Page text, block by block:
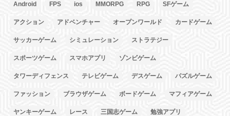
Android FPS ios MMORPG RPG SFゲーム
アクション アドベンチャー オープンワールド カードゲーム
サッカーゲーム シミュレーション ストラテジー
スポーツゲーム スマホアプリ ゾンビゲーム
タワーディフェンス テレビゲーム デスゲーム パズルゲーム
ファッション ブラウザゲーム ボードゲーム マフィアゲーム
ヤンキーゲーム レース 三国志ゲーム 勉強アプリ